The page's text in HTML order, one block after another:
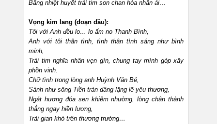
Bằng nhiệt huyết trái tim son chan hòa nhân ái…
Vọng kim lang (đoạn đầu):
Tôi với Anh đều lo… lo ấm no Thanh Bình,
Anh với tôi thân tình, tình thân tình sáng như bình
minh,
Trái tim nghĩa nhân vẹn gìn, chung tay mình góp xây
phồn vinh.
Chữ tình trong lòng anh Huỳnh Văn Bé,
Sánh như sông Tiền tràn dâng lặng lẽ yêu thương,
Ngát hương đóa sen khiêm nhường, lòng chân thành
thẳng ngay hiền lương,
Trải gian khó trên thương trường…